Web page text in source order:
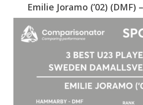
Emilie Joramo (’02) (DMF)